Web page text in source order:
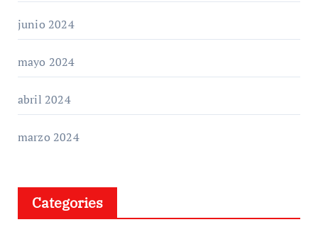
junio 2024
mayo 2024
abril 2024
marzo 2024
Categories